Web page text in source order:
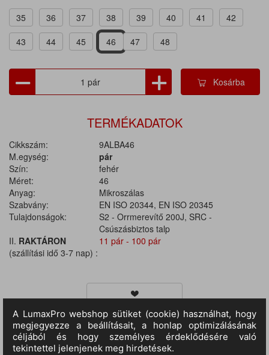
35
36 37 38 39 40 41
42
43
44 45 46 47 48
Kosárba
TERMÉKADATOK
Cikkszám:
9ALBA46
M.egység:
pár
Szín:
fehér
Méret:
46
Anyag:
Mikroszálas
Szabvány:
EN ISO 20344, EN ISO 20345
Tulajdonságok:
S2 - Orrmerevítő 200J, SRC -
Csúszásbiztos talp
II. RAKTÁRON
(szállítási idő 3-7 nap) :
11 pár - 100 pár
TERMÉKINFORMÁCIÓ